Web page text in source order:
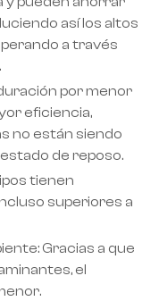
así los altos
a través
por menor
eficiencia,
no están siendo
de reposo.
tienen
superiores a
Gracias a que
el